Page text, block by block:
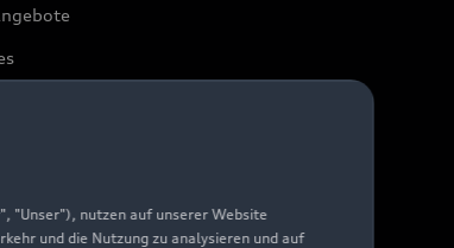
"Unser"), nutzen auf unserer Website
und die Nutzung zu analysieren und auf